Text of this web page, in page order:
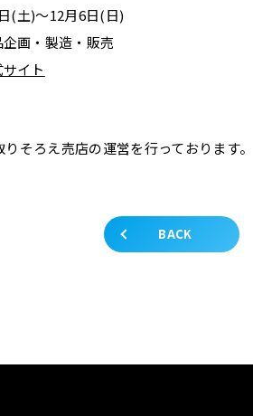
(土)～12月6日(日)
画・製造・販売
イト
そろえ売店の運営を行っております。
BACK